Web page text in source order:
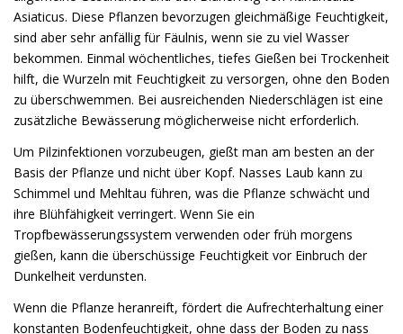
Asiaticus. Diese Pflanzen bevorzugen gleichmäßige Feuchtigkeit,
sind aber sehr anfällig für Fäulnis, wenn sie zu viel Wasser
bekommen. Einmal wöchentliches, tiefes Gießen bei Trockenheit
hilft, die Wurzeln mit Feuchtigkeit zu versorgen, ohne den Boden
zu überschwemmen. Bei ausreichenden Niederschlägen ist eine
zusätzliche Bewässerung möglicherweise nicht erforderlich.
Um Pilzinfektionen vorzubeugen, gießt man am besten an der
Basis der Pflanze und nicht über Kopf. Nasses Laub kann zu
Schimmel und Mehltau führen, was die Pflanze schwächt und
ihre Blühfähigkeit verringert. Wenn Sie ein
Tropfbewässerungssystem verwenden oder früh morgens
gießen, kann die überschüssige Feuchtigkeit vor Einbruch der
Dunkelheit verdunsten.
Wenn die Pflanze heranreift, fördert die Aufrechterhaltung einer
konstanten Bodenfeuchtigkeit, ohne dass der Boden zu nass